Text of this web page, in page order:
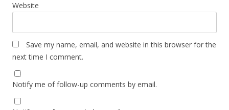
Website
Save my name, email, and website in this browser for the
next time I comment.
Notify me of follow-up comments by email.